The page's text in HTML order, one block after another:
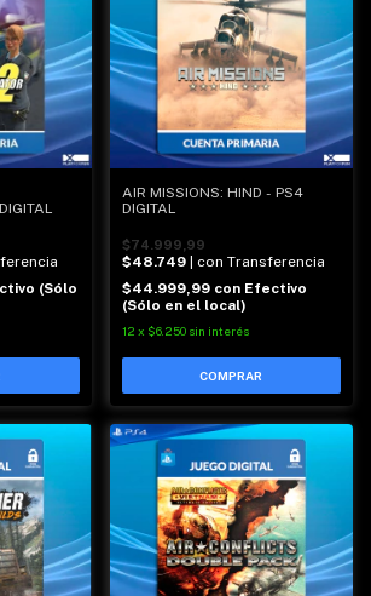
(Sólo
AIR MISSIONS: HIND - PS4
DIGITAL
$74.999,99
$48.749 | con Transferencia
$44.999,99 con Efectivo
(Sólo en el local)
12 x $6.250 sin interés